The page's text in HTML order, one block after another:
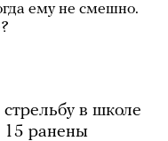
ему не смешно.
в школе
15 ранены